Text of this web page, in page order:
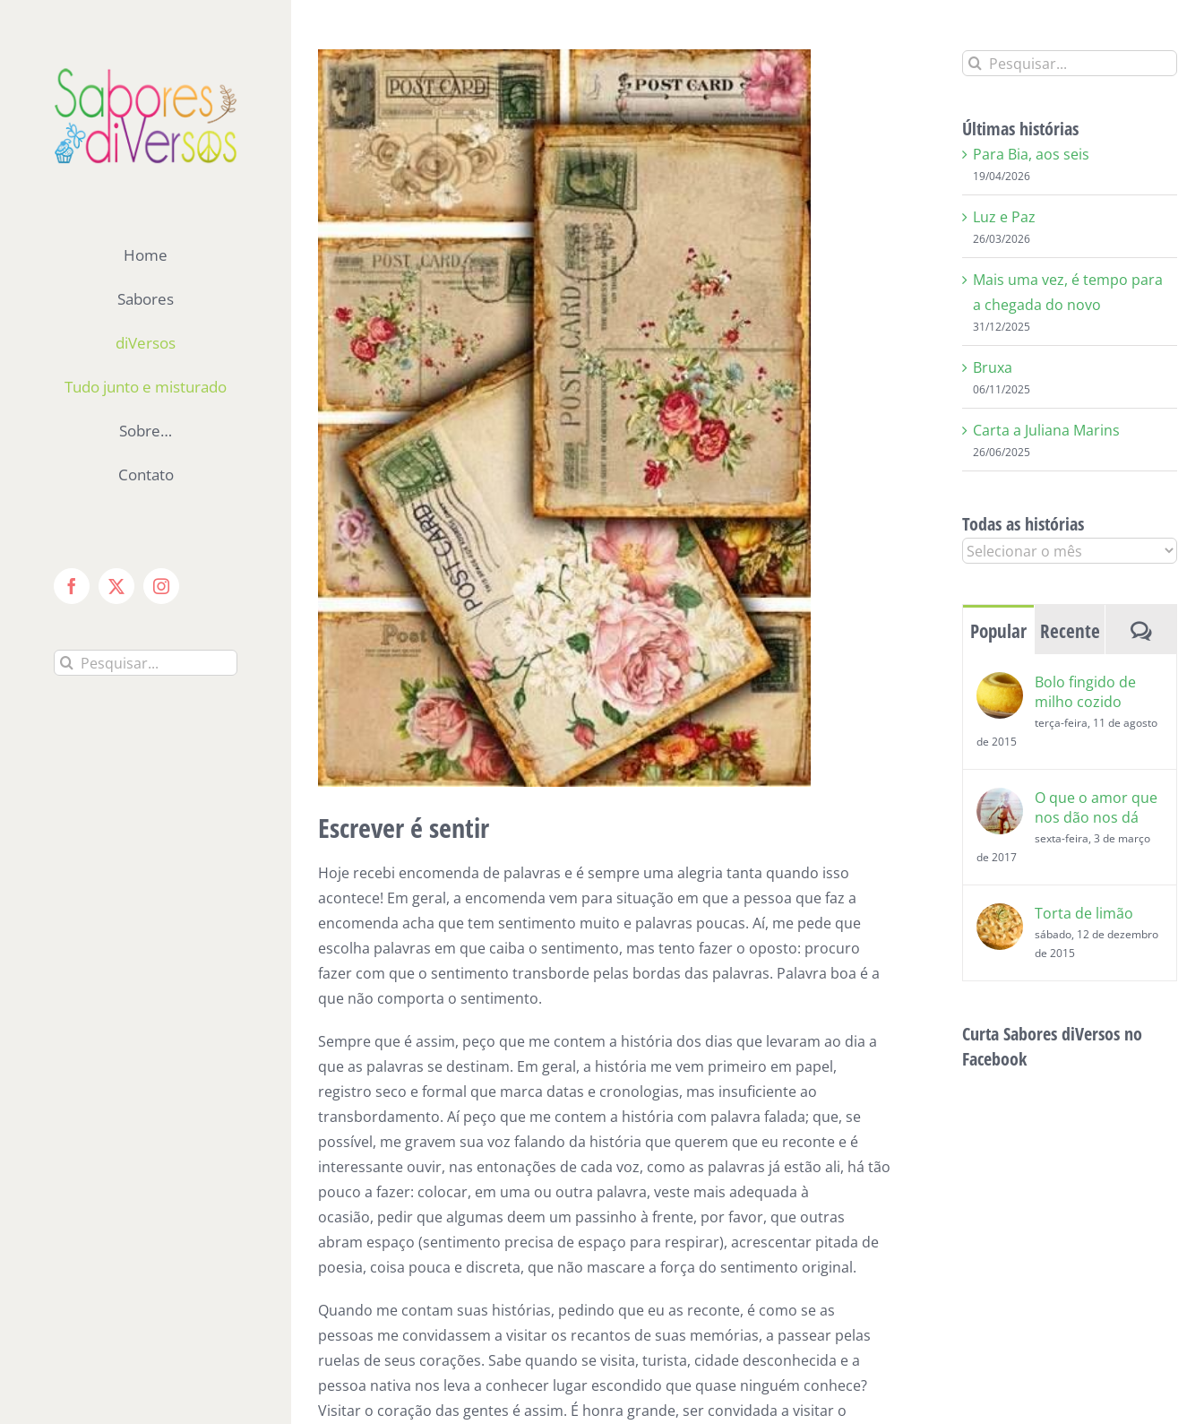
conteúdo
Home
Sabores
diVersos
Tudo junto e misturado
Sobre…
Contato
Facebook
X Instagram
Buscar
View
Larger
Image
Escrever é sentir
Hoje recebi encomenda de palavras e é sempre uma alegria tanta quando isso
acontece! Em geral, a encomenda vem para situação em que a pessoa que faz a
encomenda acha que tem sentimento muito e palavras poucas. Aí, me pede que
escolha palavras em que caiba o sentimento, mas tento fazer o oposto: procuro
fazer com que o sentimento transborde pelas bordas das palavras. Palavra boa é a
que não comporta o sentimento.
Sempre que é assim, peço que me contem a história dos dias que levaram ao dia a
que as palavras se destinam. Em geral, a história me vem primeiro em papel,
registro seco e formal que marca datas e cronologias, mas insuficiente ao
transbordamento. Aí peço que me contem a história com palavra falada; que, se
possível, me gravem sua voz falando da história que querem que eu reconte e é
interessante ouvir, nas entonações de cada voz, como as palavras já estão ali, há tão
pouco a fazer: colocar, em uma ou outra palavra, veste mais adequada à
ocasião, pedir que algumas deem um passinho à frente, por favor, que outras
abram espaço (sentimento precisa de espaço para respirar), acrescentar pitada de
poesia, coisa pouca e discreta, que não mascare a força do sentimento original.
Quando me contam suas histórias, pedindo que eu as reconte, é como se as
pessoas me convidassem a visitar os recantos de suas memórias, a passear pelas
ruelas de seus corações. Sabe quando se visita, turista, cidade desconhecida e a
pessoa nativa nos leva a conhecer lugar escondido que quase ninguém conhece?
Visitar o coração das gentes é assim. É honra grande, ser convidada a visitar o
Buscar
Últimas histórias
Para Bia, aos seis
19/04/2026
Luz e Paz
26/03/2026
Mais uma vez, é tempo para
a chegada do novo
31/12/2025
Bruxa
06/11/2025
Carta a Juliana Marins
26/06/2025
Todas as histórias
Todas
Popular Recente
Bolo fingido de
milho cozido
terça-feira, 11 de agosto
de 2015
O que o amor que
nos dão nos dá
sexta-feira, 3 de março
de 2017
Torta de limão
sábado, 12 de dezembro
de 2015
Curta Sabores diVersos no
Facebook